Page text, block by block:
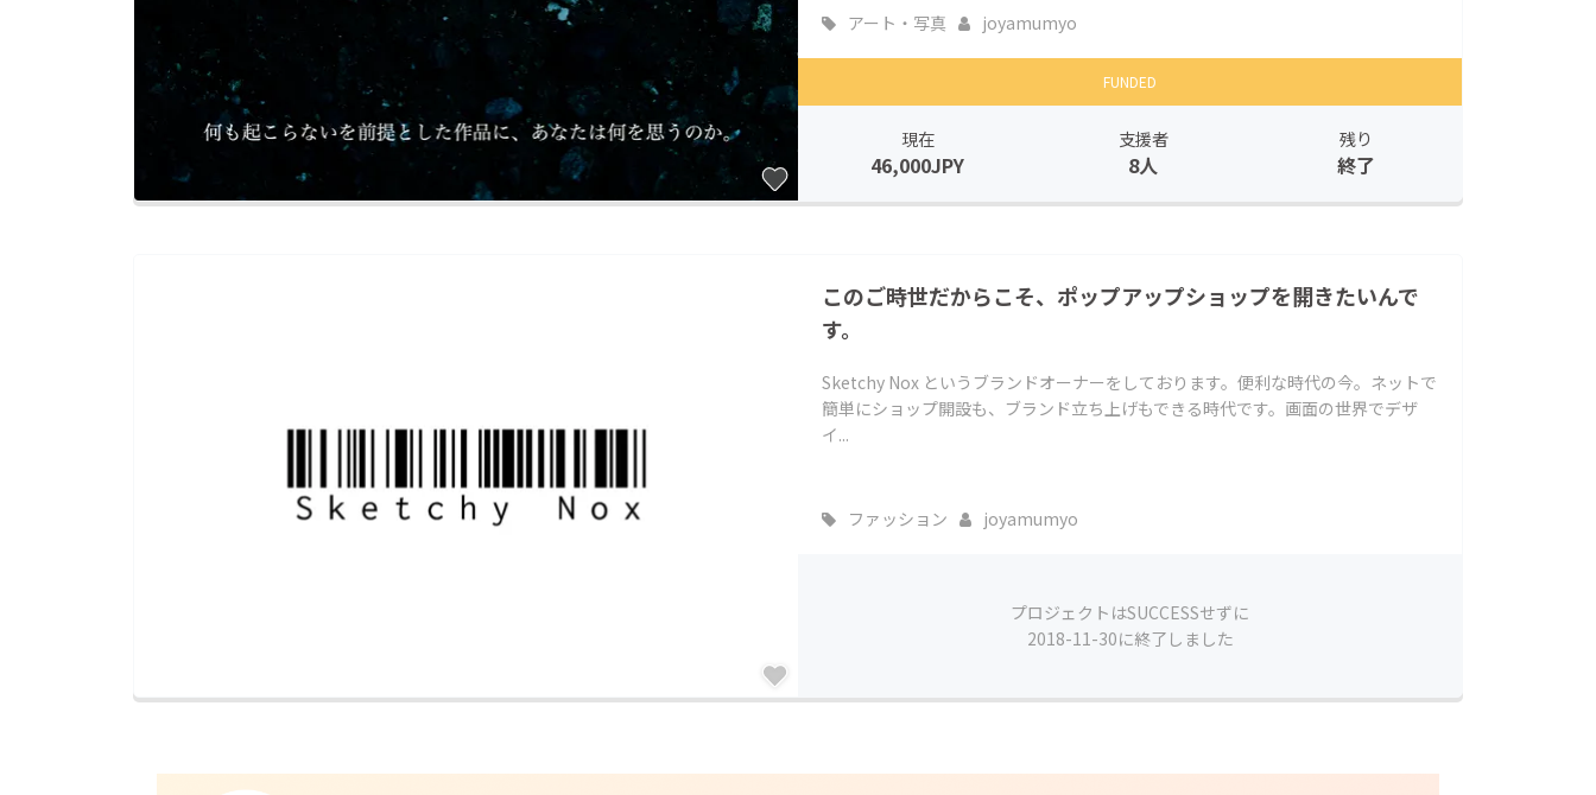
アート・写真 joyamumyo
FUNDED
現在
46,000JPY
支援者
8人
残り
終了
このご時世だからこそ、ポップアップショップを開きたいんで
す。
Sketchy Nox というブランドオーナーをしております。便利な時代の今。ネットで
簡単にショップ開設も、ブランド立ち上げもできる時代です。画面の世界でデザ
イ...
ファッション joyamumyo
プロジェクトはSUCCESSせずに
2018-11-30に終了しました